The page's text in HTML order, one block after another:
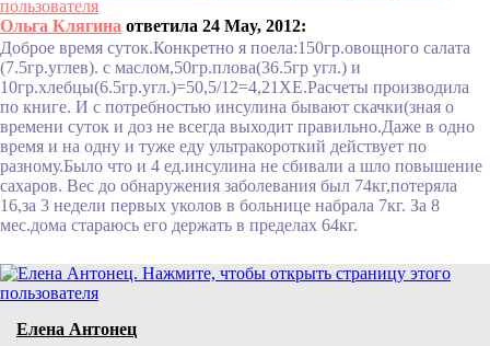
Ольга Клягина ответила 24 May, 2012:
Доброе время суток.Конкретно я поела:150гр.овощного салата
(7.5гр.углев). с маслом,50гр.плова(36.5гр угл.) и
10гр.хлебцы(6.5гр.угл.)=50,5/12=4,21ХЕ.Расчеты производила
по книге. И с потребностью инсулина бывают скачки(зная о
времени суток и доз не всегда выходит правильно.Даже в одно
время и на одну и туже еду ультракороткий действует по
разному.Было что и 4 ед.инсулина не сбивали а шло повышение
сахаров. Вес до обнаружения заболевания был 74кг,потеряла
16,за 3 недели первых уколов в больнице набрала 7кг. За 8
мес.дома стараюсь его держать в пределах 64кг.
Елена Антонец